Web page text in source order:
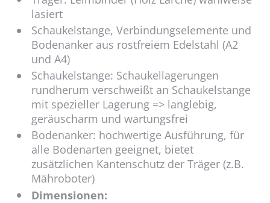
lasiert
Schaukelstange, Verbindungselemente und
Bodenanker aus rostfreiem Edelstahl (A2
und A4)
Schaukelstange: Schaukellagerungen
rundherum verschweißt an Schaukelstange
mit spezieller Lagerung => langlebig,
geräuscharm und wartungsfrei
Bodenanker: hochwertige Ausführung, für
alle Bodenarten geeignet, bietet
zusätzlichen Kantenschutz der Träger (z.B.
Mähroboter)
Dimensionen: